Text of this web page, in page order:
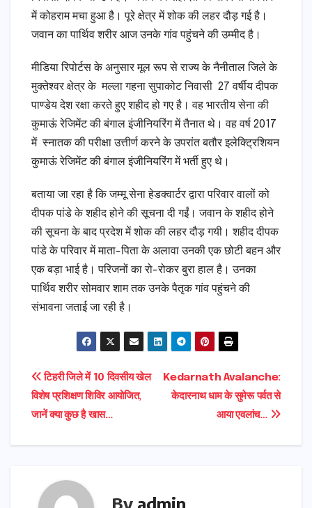
में कोहराम मचा हुआ है। पूरे क्षेत्र में शोक की लहर दौड़ गई है।
जवान का पार्थिव शरीर आज उनके गांव पहुंचने की उम्मीद है।
मीडिया रिपोर्टस के अनुसार मूल रूप से राज्य के नैनीताल जिले के
मुक्तेश्वर क्षेत्र के मल्ला गहना सुपाकोट निवासी 27 वर्षीय दीपक
पाण्डेय देश रक्षा करते हुए शहीद हो गए है। वह भारतीय सेना की
कुमाऊं रेजिमेंट की बंगाल इंजीनियरिंग में तैनात थे। वह वर्ष 2017
में स्नातक की परीक्षा उत्तीर्ण करने के उपरांत बतौर इलेक्ट्रिशियन
कुमाऊं रेजिमेंट की बंगाल इंजीनियरिंग में भर्ती हुए थे।
बताया जा रहा है कि जम्मू सेना हेडक्वार्टर द्वारा परिवार वालों को
दीपक पांडे के शहीद होने की सूचना दी गईं। जवान के शहीद होने
की सूचना के बाद प्रदेश में शोक की लहर दौड़ गयी। शहीद दीपक
पांडे के परिवार में माता-पिता के अलावा उनकी एक छोटी बहन और
एक बड़ा भाई है। परिजनों का रो-रोकर बुरा हाल है। उनका
पार्थिव शरीर सोमवार शाम तक उनके पैतृक गांव पहुंचने की
संभावना जताई जा रही है।
Post
navigation
Kedarnath Avalanche:
केदारनाथ धाम के सुमेरू पर्वत से
आया एवलांच…
टिहरी जिले में 10 दिवसीय खेल
विशेष प्रशिक्षण शिविर आयोजित,
जानें क्या कुछ है खास…
By admin